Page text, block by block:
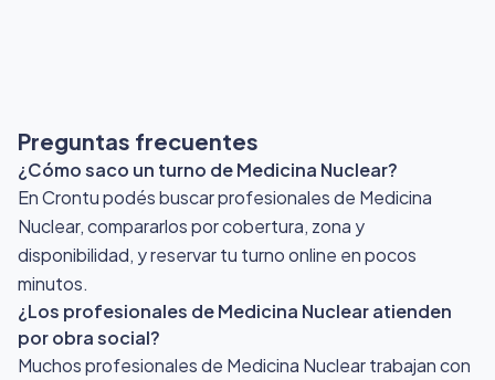
Preguntas frecuentes
¿Cómo saco un turno de Medicina Nuclear?
En Crontu podés buscar profesionales de Medicina
Nuclear, compararlos por cobertura, zona y
disponibilidad, y reservar tu turno online en pocos
minutos.
¿Los profesionales de Medicina Nuclear atienden
por obra social?
Muchos profesionales de Medicina Nuclear trabajan con